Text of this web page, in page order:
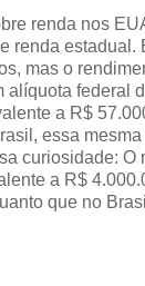
renda nos
renda estadual.
mas o
alíquota federal
a R$
essa
curiosidade: O
a R$
que no